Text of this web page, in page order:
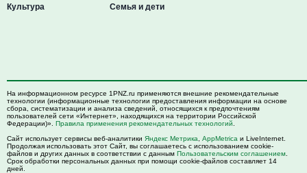
Культура Семья и дети
На информационном ресурсе 1PNZ.ru применяются внешние рекомендательные
технологии (информационные технологии предоставления информации на основе
сбора, систематизации и анализа сведений, относящихся к предпочтениям
пользователей сети «Интернет», находящихся на территории Российской
Федерации)». Правила применения рекомендательных технологий
Сайт использует сервисы веб-аналитики Яндекс Метрика AppMetrica и LiveInternet.
Продолжая использовать этот Сайт, вы соглашаетесь с использованием cookie-
файлов и других данных в соответствии с данным Пользовательским соглашением
Срок обработки персональных данных при помощи cookie-файлов составляет 14
дней.